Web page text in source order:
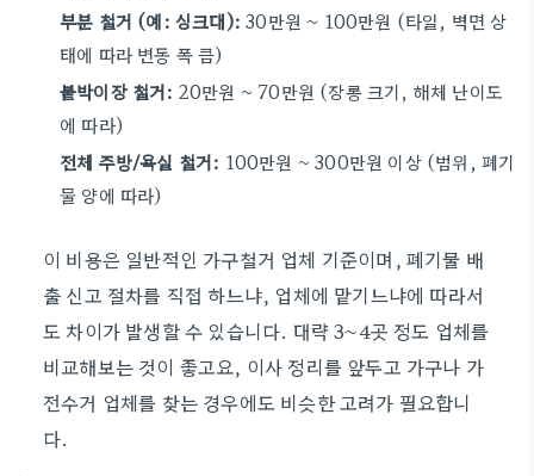
부분 철거 (예: 싱크대): 30만원 ~ 100만원 (타일, 벽면 상
태에 따라 변동 폭 큼)
붙박이장 철거: 20만원 ~ 70만원 (장롱 크기, 해체 난이도
에 따라)
전체 주방/욕실 철거: 100만원 ~ 300만원 이상 (범위, 폐기
물 양에 따라)
이 비용은 일반적인 가구철거 업체 기준이며, 폐기물 배
출 신고 절차를 직접 하느냐, 업체에 맡기느냐에 따라서
도 차이가 발생할 수 있습니다. 대략 3~4곳 정도 업체를
비교해보는 것이 좋고요, 이사 정리를 앞두고 가구나 가
전수거 업체를 찾는 경우에도 비슷한 고려가 필요합니
다.